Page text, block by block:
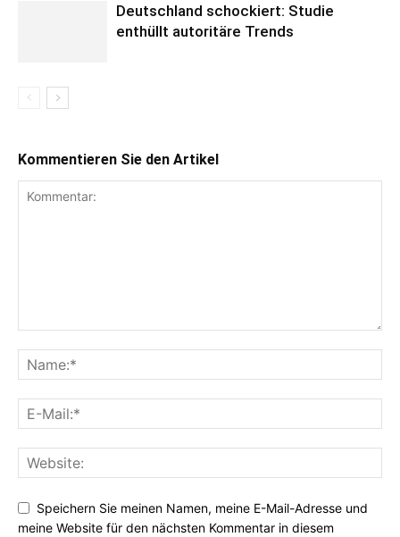
Deutschland schockiert: Studie
enthüllt autoritäre Trends
Kommentieren Sie den Artikel
Speichern Sie meinen Namen, meine E-Mail-Adresse und
meine Website für den nächsten Kommentar in diesem